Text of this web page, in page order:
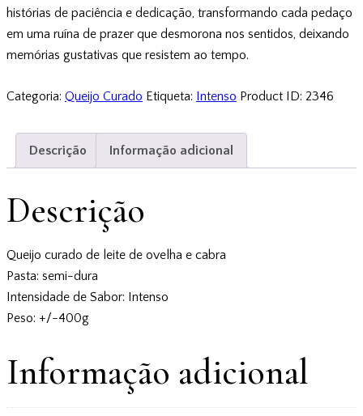
histórias de paciência e dedicação, transformando cada pedaço
em uma ruína de prazer que desmorona nos sentidos, deixando
memórias gustativas que resistem ao tempo.
Categoria: Queijo Curado Etiqueta: Intenso Product ID: 2346
Descrição Informação adicional
Descrição
Queijo curado de leite de ovelha e cabra
Pasta: semi-dura
Intensidade de Sabor: Intenso
Peso: +/-400g
Informação adicional